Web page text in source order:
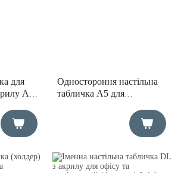
для
А6
Одностороння настільна
табличка А5 для